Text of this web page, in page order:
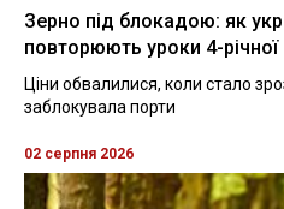
Зерно під блокадою: як
повторюють уроки 4-
Ціни обвалилися, коли стало
заблокувала порти
02 серпня 2026